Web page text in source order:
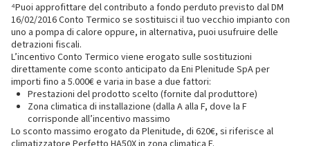
⁴Puoi approfittare del contributo a fondo perduto previsto dal DM
16/02/2016 Conto Termico se sostituisci il tuo vecchio impianto con
uno a pompa di calore oppure, in alternativa, puoi usufruire delle
detrazioni fiscali.
L’incentivo Conto Termico viene erogato sulle sostituzioni
direttamente come sconto anticipato da Eni Plenitude SpA per
importi fino a 5.000€ e varia in base a due fattori:
Prestazioni del prodotto scelto (fornite dal produttore)
Zona climatica di installazione (dalla A alla F, dove la F
corrisponde all’incentivo massimo
Lo sconto massimo erogato da Plenitude, di 620€, si riferisce al